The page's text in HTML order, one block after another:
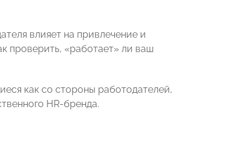
влияет на привлечение и
проверить, «работает» ли ваш
как со стороны работодателей,
HR-бренда.